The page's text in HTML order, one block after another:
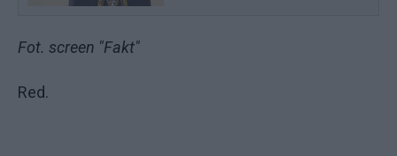
Fot. screen "Fakt"
Red.